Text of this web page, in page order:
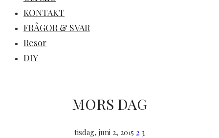
KONTAKT
FRÅGOR & SVAR
Resor
DIY
MORS DAG
tisdag, juni 2, 2015 2 3